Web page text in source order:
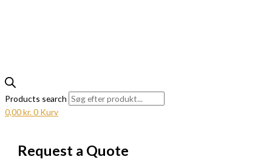
Products search
0,00kr.0 Kurv
Request a Quote